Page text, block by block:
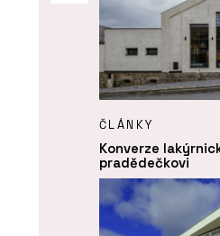
ČLÁNKY
Konverze
pradědečkovi